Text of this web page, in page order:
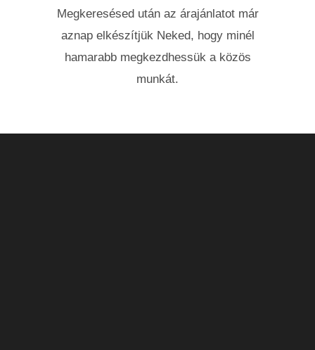
Megkeresésed után az árajánlatot már
aznap elkészítjük Neked, hogy minél
hamarabb megkezdhessük a közös
munkát.